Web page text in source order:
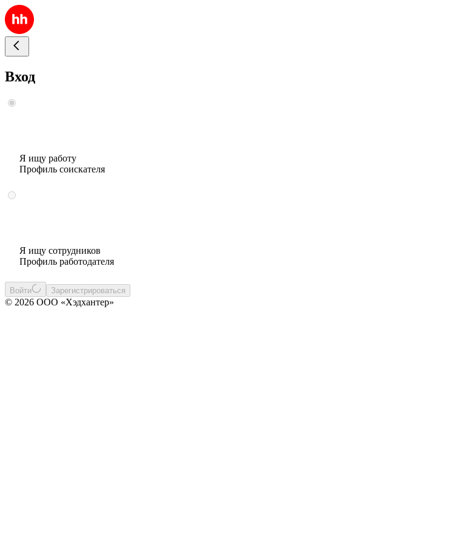
Вход
Я ищу работу
Профиль соискателя
Я ищу сотрудников
Профиль работодателя
Войти Зарегистрироваться
© 2026 ООО «Хэдхантер»